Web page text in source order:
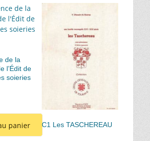
de la
l’Édit de
soieries
panier C1 Les TASCHEREAU